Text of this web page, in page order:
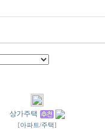
상가주택
[아파트/주택]